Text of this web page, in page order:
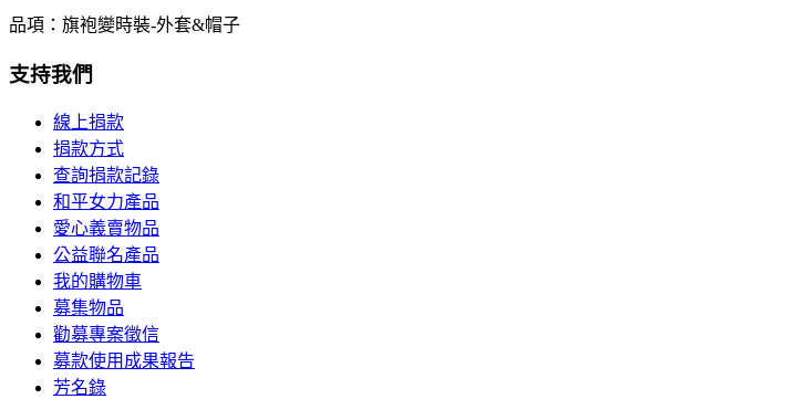
品項：旗袍變時裝-外套&帽子
支持我們
線上捐款
捐款方式
查詢捐款記錄
和平女力產品
愛心義賣物品
公益聯名產品
我的購物車
募集物品
勸募專案徵信
募款使用成果報告
芳名錄